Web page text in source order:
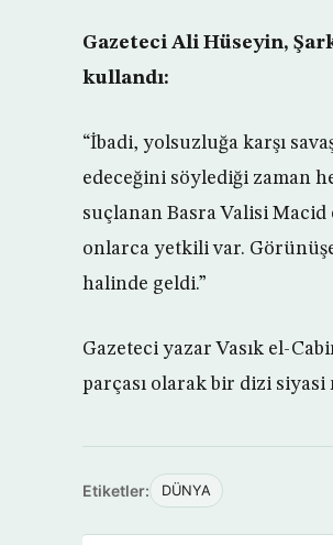
Gazeteci Ali Hüseyin,
kullandı:
“İbadi, yolsuzluğa karşı
edeceğini söylediği zaman
suçlanan Basra Valisi Macid
onlarca yetkili var.
halinde geldi.”
Gazeteci yazar Vasık el-
parçası olarak bir dizi siyasi
Etiketler: DÜNYA